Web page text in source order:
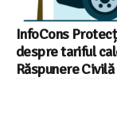
InfoCons
despre tariful
Răspunere